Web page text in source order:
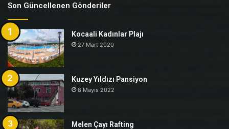
Son Güncellenen Gönderiler
Kocaali Kadınlar Plajı
27 Mart 2020
Kuzey Yıldızı Pansiyon
8 Mayıs 2022
Melen Çayı Rafting